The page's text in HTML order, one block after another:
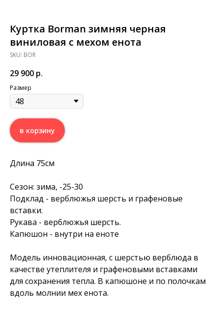
Куртка Borman зимняя черная
виниловая с мехом енота
SKU: BOR
29 900 р.
Размер
в корзину
Длина 75см
Сезон: зима, -25-30
Подклад - верблюжья шерсть и графеновые
вставки.
Рукава - верблюжья шерсть.
Капюшон - внутри на еноте
Модель инновационная, с шерстью верблюда в
качестве утеплителя и графеновыми вставками
для сохранения тепла. В капюшоне и по полочкам
вдоль молнии мех енота.